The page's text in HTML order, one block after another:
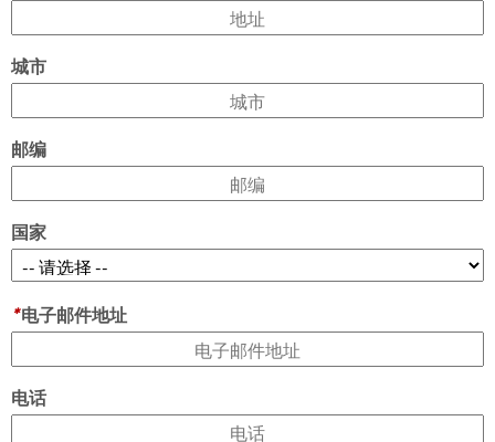
城市
邮编
国家
*电子邮件地址
电话